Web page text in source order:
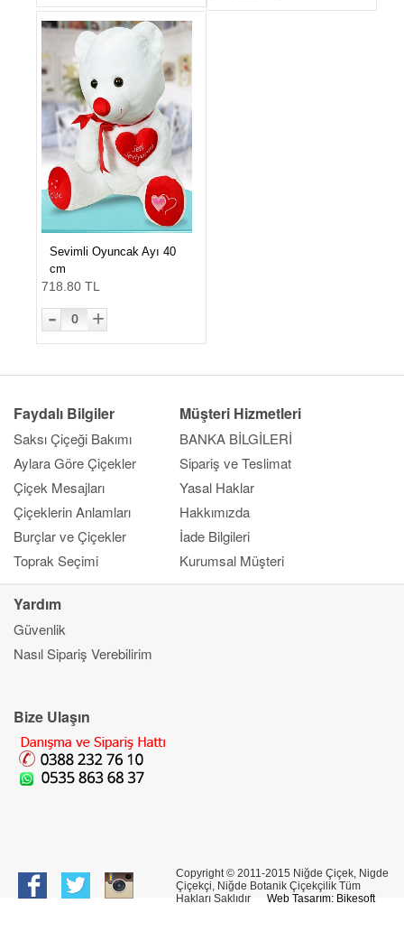
Sevimli Oyuncak Ayı 40
cm
718.80 TL
- 0 +
Faydalı Bilgiler
Saksı Çiçeği Bakımı
Aylara Göre Çiçekler
Çiçek Mesajları
Çiçeklerin Anlamları
Burçlar ve Çiçekler
Toprak Seçimi
Müşteri Hizmetleri
BANKA BİLGİLERİ
Sipariş ve Teslimat
Yasal Haklar
Hakkımızda
İade Bilgileri
Kurumsal Müşteri
Yardım
Güvenlik
Nasıl Sipariş Verebilirim
Bize Ulaşın
Copyright © 2011-2015 Niğde Çiçek, Nigde
Çiçekçi, Niğde Botanik Çiçekçilik Tüm
Hakları Saklıdır Web Tasarım: Bikesoft
Kapat
Ana Sayfa
Banka Bilgileri
Bilgi Merkezi
İletşim